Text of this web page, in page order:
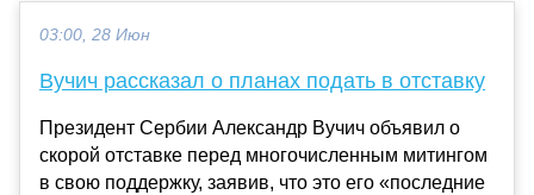
03:00, 28 Июн
Вучич рассказал о планах подать в отставку
Президент Сербии Александр Вучич объявил о
скорой отставке перед многочисленным митингом
в свою поддержку, заявив, что это его «последние